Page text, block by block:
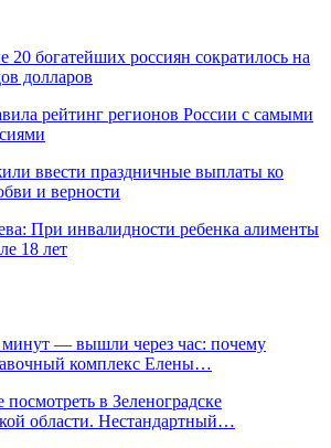
20 богатейших россиян сократилось на
долларов
рейтинг регионов России с самыми
ввести праздничные выплаты ко
и верности
При инвалидности ребенка алименты
18 лет
минут — вышли через час: почему
комплекс Елены…
в Зеленоградске
области. Нестандартный…